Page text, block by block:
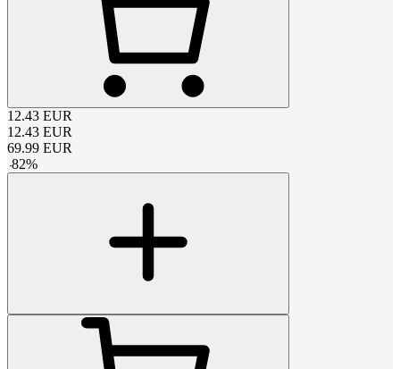
12.43 EUR
12.43 EUR
69.99 EUR
-82%